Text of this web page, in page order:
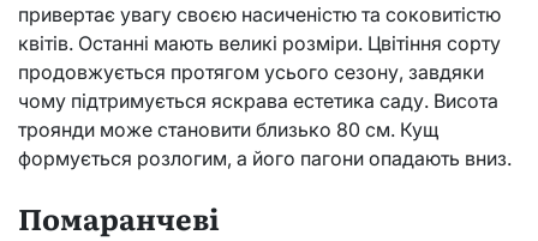
привертає увагу своєю насиченістю та соковитістю
квітів. Останні мають великі розміри. Цвітіння сорту
продовжується протягом усього сезону, завдяки
чому підтримується яскрава естетика саду. Висота
троянди може становити близько 80 см. Кущ
формується розлогим, а його пагони опадають вниз.
Помаранчеві